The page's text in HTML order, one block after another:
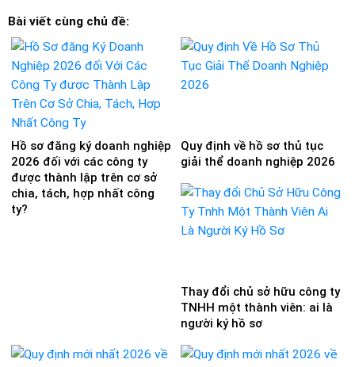
Bài viết cùng chủ đề:
Hồ sơ đăng ký doanh nghiệp
2026 đối với các công ty
được thành lập trên cơ sở
chia, tách, hợp nhất công
ty?
Quy định về hồ sơ thủ tục
giải thể doanh nghiệp 2026
Thay đổi chủ sở hữu công ty
TNHH một thành viên: ai là
người ký hồ sơ